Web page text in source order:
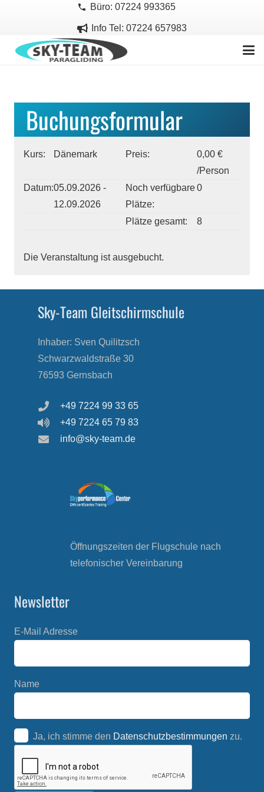
phone Büro: 07224 993365
Info Tel: 07224 657983
Buchungsformular
Kurs: Dänemark Preis:
0,00 €
/Person
Datum:05.09.2026 -
12.09.2026
Noch verfügbare
Plätze:
0
Plätze gesamt: 8
Die Veranstaltung ist ausgebucht.
Sky-Team Gleitschirmschule
Inhaber: Sven Quilitzsch
Schwarzwaldstraße 30
76593 Gernsbach
+49 7224 99 33 65
+49 7224 65 79 83
info@sky-team.de
Öffnungszeiten der Flugschule nach
telefonischer Vereinbarung
Newsletter
E-Mail Adresse
Name
Ja, ich stimme den Datenschutzbestimmungen zu.